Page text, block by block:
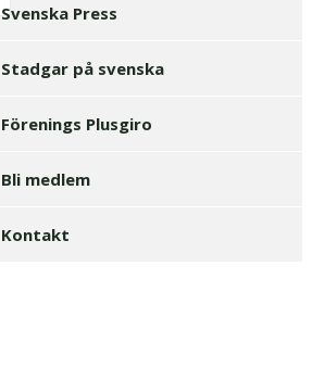
Svenska Press
Stadgar på svenska
Förenings Plusgiro
Bli medlem
Kontakt